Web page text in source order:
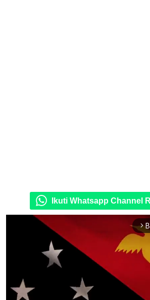
Ikuti Whatsapp Channel
arrow_forward_ios